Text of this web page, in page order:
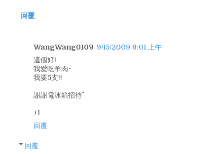
回覆
WangWang0109 9/15/2009 9:01 上午
這個好!
我愛吃羊肉~
我要5支!!
謝謝電冰箱招待^^
+1
回覆
回覆